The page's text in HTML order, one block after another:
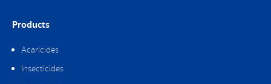
Products
Acaricides
Insecticides